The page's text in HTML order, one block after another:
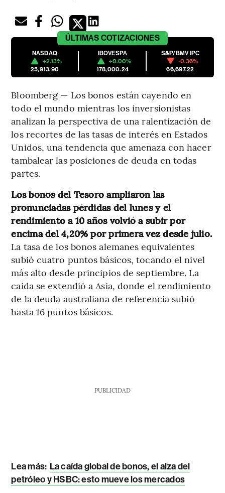
ÚLTIMAS COTIZACIONES
NASDAQ
+2.13%
25,913.90
IBOVESPA
+0.00%
178,000.24
S&P/BMV IPC
-0.36%
66,697.22
Bloomberg — Los bonos están cayendo en
todo el mundo mientras los inversionistas
analizan la perspectiva de una ralentización de
los recortes de las tasas de interés en Estados
Unidos, una tendencia que amenaza con hacer
tambalear las posiciones de deuda en todas
partes.
Los bonos del Tesoro ampliaron las
pronunciadas pérdidas del lunes y el
rendimiento a 10 años volvió a subir por
encima del 4,20% por primera vez desde julio.
La tasa de los bonos alemanes equivalentes
subió cuatro puntos básicos, tocando el nivel
más alto desde principios de septiembre. La
caída se extendió a Asia, donde el rendimiento
de la deuda australiana de referencia subió
hasta 16 puntos básicos.
PUBLICIDAD
Lea más: La caída global de bonos, el alza del
petróleo y HSBC: esto mueve los mercados